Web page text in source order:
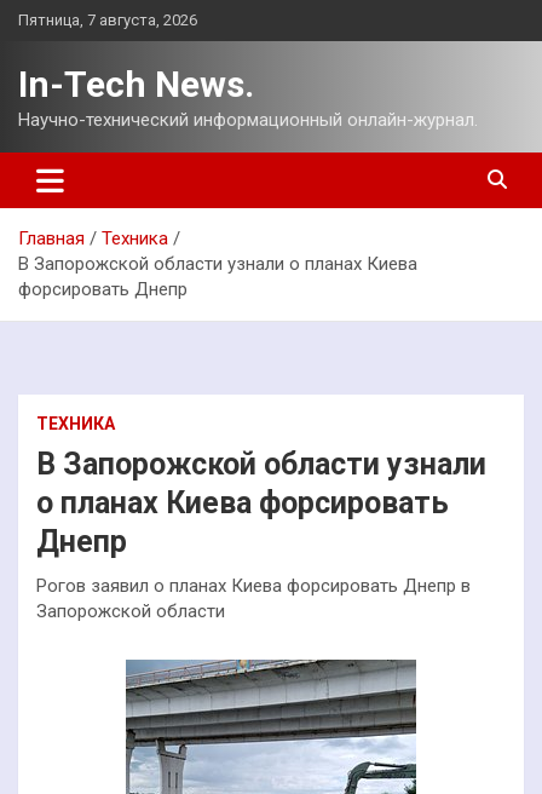
Перейти
Пятница, 7 августа, 2026
In-Tech News.
Научно-технический информационный онлайн-журнал.
Главная
Техника
В Запорожской области узнали о планах Киева
форсировать Днепр
ТЕХНИКА
В Запорожской области узнали
о планах Киева форсировать
Днепр
Рогов заявил о планах Киева форсировать Днепр в
Запорожской области